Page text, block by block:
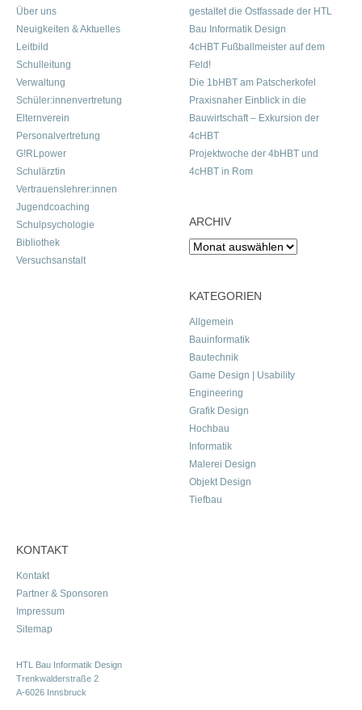
Über uns
Neuigkeiten & Aktuelles
Leitbild
Schulleitung
Verwaltung
Schüler:innenvertretung
Elternverein
Personalvertretung
G!RLpower
Schulärztin
Vertrauenslehrer:innen
Jugendcoaching
Schulpsychologie
Bibliothek
Versuchsanstalt
gestaltet die Ostfassade der HTL
Bau Informatik Design
4cHBT Fußballmeister auf dem
Feld!
Die 1bHBT am Patscherkofel
Praxisnaher Einblick in die
Bauwirtschaft – Exkursion der
4cHBT
Projektwoche der 4bHBT und
4cHBT in Rom
ARCHIV
Archiv
KATEGORIEN
Allgemein
Bauinformatik
Bautechnik
Game Design | Usability
Engineering
Grafik Design
Hochbau
Informatik
Malerei Design
Objekt Design
Tiefbau
KONTAKT
Kontakt
Partner & Sponsoren
Impressum
Sitemap
HTL Bau Informatik Design
Trenkwalderstraße 2
A-6026 Innsbruck